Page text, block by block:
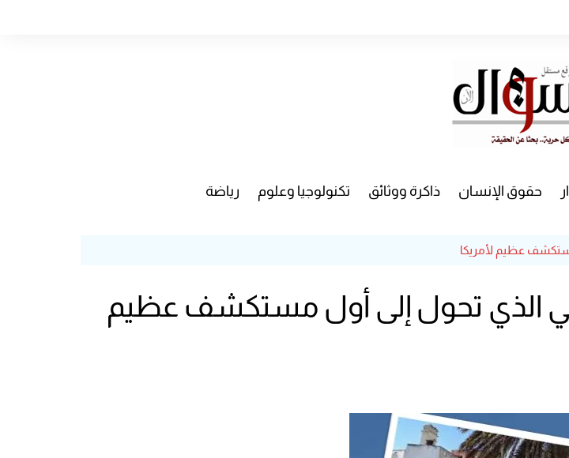
حقوق الإنسان ذاكرة ووثائق تكنولوجيا وعلوم رياضة
مستكشف عظيم لأمريكا
الذي تحول إلى أول مستكشف عظيم